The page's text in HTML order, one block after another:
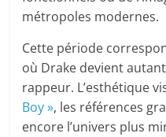
métropoles modernes.
Cette période
où Drake devient
rappeur. L’esthétique
Boy », les références
encore l’univers plus